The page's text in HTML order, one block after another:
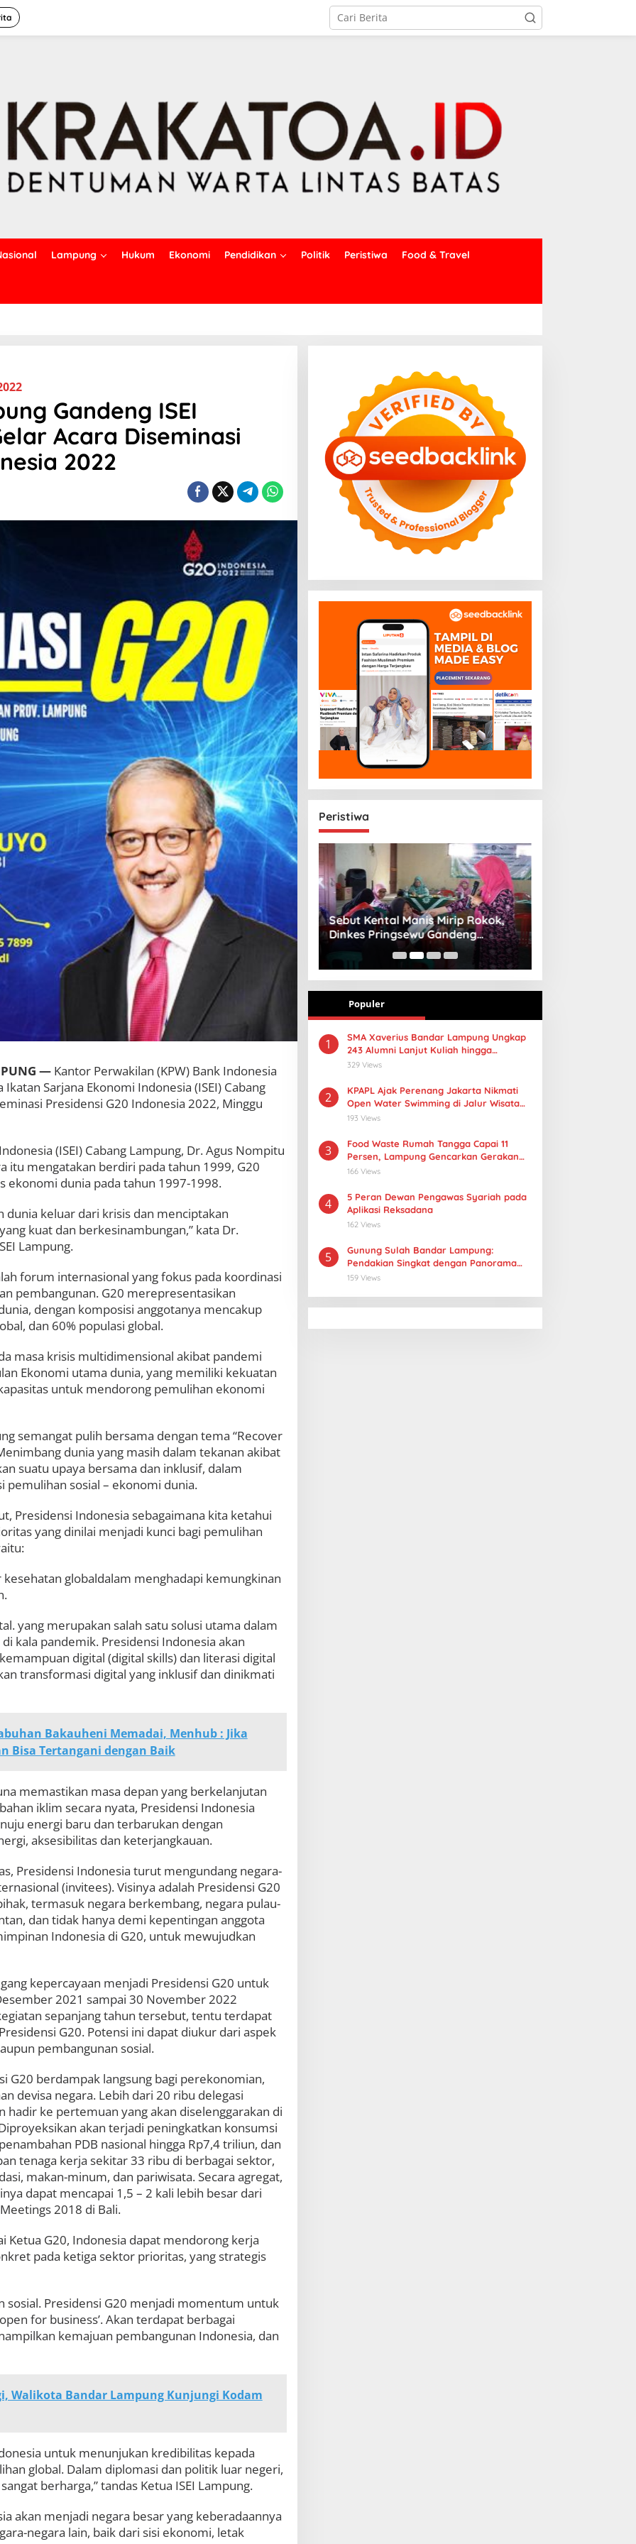
Lampung Hukum Ekonomi Pendidikan Politik Peristiwa Food & Travel
Gandeng ISEI
Acara Diseminasi
2022
—Kantor Perwakilan (KPW) Bank Indonesia
Sarjana Ekonomi Indonesia (ISEI) Cabang
Presidensi G20 Indonesia 2022, Minggu
(ISEI) Cabang Lampung, Dr. Agus Nompitu
itu mengatakan berdiri pada tahun 1999, G20
ekonomi dunia pada tahun 1997-1998.
dunia keluar dari krisis dan menciptakan
kuat dan berkesinambungan,” kata Dr.
Lampung.
forum internasional yang fokus pada koordinasi
pembangunan. G20 merepresentasikan
dengan komposisi anggotanya mencakup
dan 60% populasi global.
masa krisis multidimensional akibat pandemi
Ekonomi utama dunia, yang memiliki kekuatan
untuk mendorong pemulihan ekonomi
semangat pulih bersama dengan tema “Recover
dunia yang masih dalam tekanan akibat
suatu upaya bersama dan inklusif, dalam
pemulihan sosial – ekonomi dunia.
Presidensi Indonesia sebagaimana kita ketahui
yang dinilai menjadi kunci bagi pemulihan
globaldalam menghadapi kemungkinan
yang merupakan salah satu solusi utama dalam
kala pandemik. Presidensi Indonesia akan
digital (digital skills) dan literasi digital
transformasi digital yang inklusif dan dinikmati
Bakauheni Memadai, Menhub : Jika
Bisa Tertangani dengan Baik
memastikan masa depan yang berkelanjutan
iklim secara nyata, Presidensi Indonesia
energi baru dan terbarukan dengan
aksesibilitas dan keterjangkauan.
Presidensi Indonesia turut mengundang negara-
(invitees). Visinya adalah Presidensi G20
termasuk negara berkembang, negara pulau-
dan tidak hanya demi kepentingan anggota
Indonesia di G20, untuk mewujudkan
kepercayaan menjadi Presidensi G20 untuk
2021 sampai 30 November 2022
sepanjang tahun tersebut, tentu terdapat
G20. Potensi ini dapat diukur dari aspek
pembangunan sosial.
G20 berdampak langsung bagi perekonomian,
devisa negara. Lebih dari 20 ribu delegasi
hadir ke pertemuan yang akan diselenggarakan di
akan terjadi peningkatkan konsumsi
PDB nasional hingga Rp7,4 triliun, dan
tenaga kerja sekitar 33 ribu di berbagai sektor,
makan-minum, dan pariwisata. Secara agregat,
dapat mencapai 1,5 – 2 kali lebih besar dari
2018 di Bali.
Ketua G20, Indonesia dapat mendorong kerja
pada ketiga sektor prioritas, yang strategis
sosial. Presidensi G20 menjadi momentum untuk
for business’. Akan terdapat berbagai
kemajuan pembangunan Indonesia, dan
Walikota Bandar Lampung Kunjungi Kodam
untuk menunjukan kredibilitas kepada
global. Dalam diplomasi dan politik luar negeri,
berharga,” tandas Ketua ISEI Lampung.
akan menjadi negara besar yang keberadaannya
negara lain, baik dari sisi ekonomi, letak
Peristiwa
BBWS Mesuji Sekampung Pastikan
Pengaman Pantai Mandiri Sejati
Penuhi Standar Mutu
Sebut Kental Manis Mirip Rokok,
Dinkes Pringsewu Gandeng
Aisyiyah Desak Regulasi Gizi Anak
Populer
1
SMA Xaverius Bandar Lampung Ungkap
243 Alumni Lanjut Kuliah hingga
Mancanegara
329 Views
2
KPAPL Ajak Perenang Jakarta Nikmati
Open Water Swimming di Jalur Wisata
Lampung
193 Views
3
Food Waste Rumah Tangga Capai 11
Persen, Lampung Gencarkan Gerakan
Selamatan Pangan
166 Views
4
5 Peran Dewan Pengawas Syariah pada
Aplikasi Reksadana
162 Views
5
Gunung Sulah Bandar Lampung:
Pendakian Singkat dengan Panorama
Kota yang Memukau
159 Views